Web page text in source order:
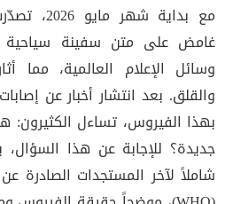
مع بداية
غامض على متن سفينة سياحية
وسائل الإعلام العالمية، مما
والقلق. بعد انتشار أخبار عن
بهذا الفيروس، تساءل الكثيرون:
جديدة؟ للإجابة عن هذا السؤال،
شاملاً لآخر المستجدات الصادرة